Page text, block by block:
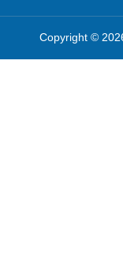
Copyright ©